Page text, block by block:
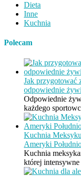
Dieta
Inne
Kuchnia
Polecam
Jak przygotować
odpowiednie
Odpowiednie
każdego
Kuchnia
Ameryki
Kuchnia
której